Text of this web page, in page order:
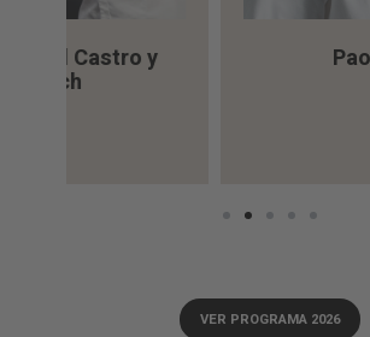
Paolo Casagrande
VER PROGRAMA 2026